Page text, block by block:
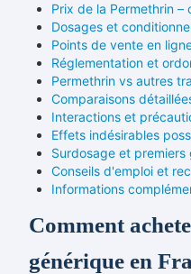
Prix de la Permethrin
Dosages et
Points de vente en
Réglementation et
Permethrin vs autres
Comparaisons
Interactions et
Effets indésirables
Surdosage et premiers
Conseils d'emploi et
Informations
Comment
générique en